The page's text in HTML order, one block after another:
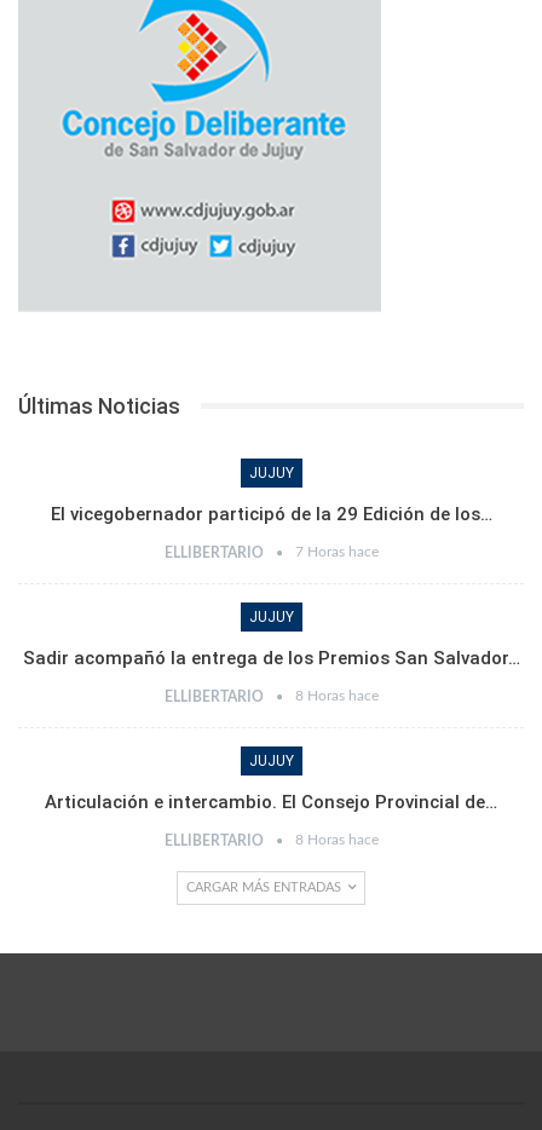
Últimas Noticias
JUJUY
El vicegobernador participó de la 29 Edición de los…
ELLIBERTARIO 7 Horas hace
JUJUY
Sadir acompañó la entrega de los Premios San Salvador…
ELLIBERTARIO 8 Horas hace
JUJUY
Articulación e intercambio. El Consejo Provincial de…
ELLIBERTARIO 8 Horas hace
CARGAR MÁS ENTRADAS